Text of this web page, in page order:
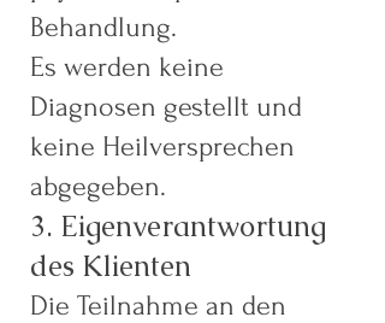
Behandlung.
Es werden keine
Diagnosen gestellt und
keine Heilversprechen
abgegeben.
3. Eigenverantwortung
des Klienten
Die Teilnahme an den